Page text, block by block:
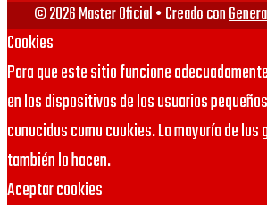
© 2026 Master Oficial• Creado con
Cookies
Para que este sitio funcione
en los dispositivos de los usuarios
conocidos como cookies. La mayoría de
también lo hacen.
Aceptar cookies